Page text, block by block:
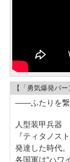
【「勇気爆発バ
――ふたりを繋
人型装甲兵器
『ティタノス
発達した時代。
各国軍は“ハワ